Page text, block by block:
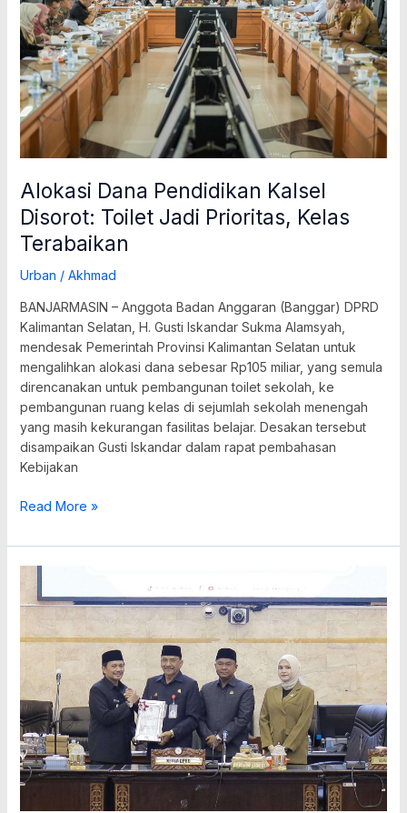
Alokasi Dana Pendidikan Kalsel
Disorot: Toilet Jadi Prioritas, Kelas
Terabaikan
Urban / Akhmad
BANJARMASIN – Anggota Badan Anggaran (Banggar) DPRD
Kalimantan Selatan, H. Gusti Iskandar Sukma Alamsyah,
mendesak Pemerintah Provinsi Kalimantan Selatan untuk
mengalihkan alokasi dana sebesar Rp105 miliar, yang semula
direncanakan untuk pembangunan toilet sekolah, ke
pembangunan ruang kelas di sejumlah sekolah menengah
yang masih kekurangan fasilitas belajar. Desakan tersebut
disampaikan Gusti Iskandar dalam rapat pembahasan
Kebijakan
Toilet
Jadi
Prioritas,
Kelas
Terabaikan
Read More »
Perubahan
Kalsel
2025
Disorot,
Belanja
Tembus
Rp12,2
Triliun